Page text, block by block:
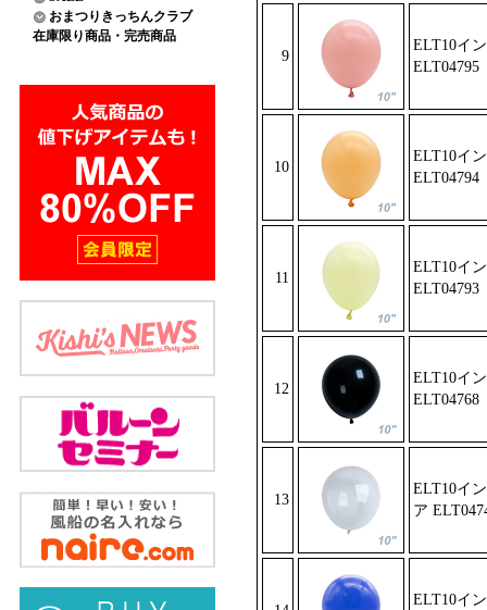
おまつりきっちんクラブ
在庫限り商品・完売商品
9
ELT10イ
ELT04795
10
ELT10イ
ELT04794
11
ELT10イ
ELT04793
12
ELT10イ
ELT04768
13
ELT10イ
ア ELT
ELT10イ